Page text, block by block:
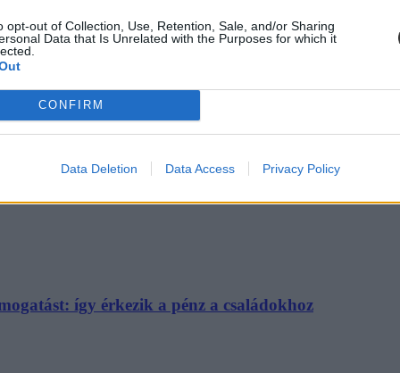
opt-out of Collection, Use, Retention, Sale, and/or Sharing
Data that Is Unrelated with the Purposes for which it
CONFIRM
Data Deletion Data Access Privacy Policy
és több mozgás jöhet az alsó tagozatokban
amelynek célja, hogy csökkenjen az alsó tagozatos diákok
az ajánlásokat – írta Facebook-oldalán Lannert Judit
az óvodai nevelők
vagy gyógypedagógiai asszisztensként lehet alkalmazni a Magyar
így érkezik a pénz a családokhoz